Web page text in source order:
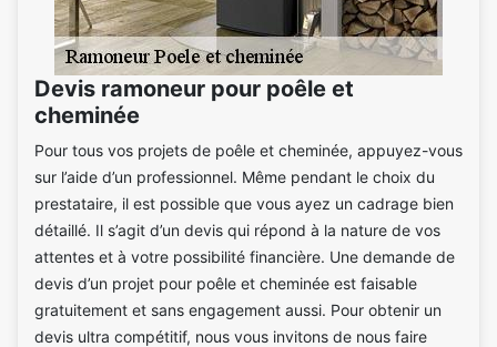
Devis ramoneur pour poêle et
cheminée
Pour tous vos projets de poêle et cheminée, appuyez-vous
sur l’aide d’un professionnel. Même pendant le choix du
prestataire, il est possible que vous ayez un cadrage bien
détaillé. Il s’agit d’un devis qui répond à la nature de vos
attentes et à votre possibilité financière. Une demande de
devis d’un projet pour poêle et cheminée est faisable
gratuitement et sans engagement aussi. Pour obtenir un
devis ultra compétitif, nous vous invitons de nous faire